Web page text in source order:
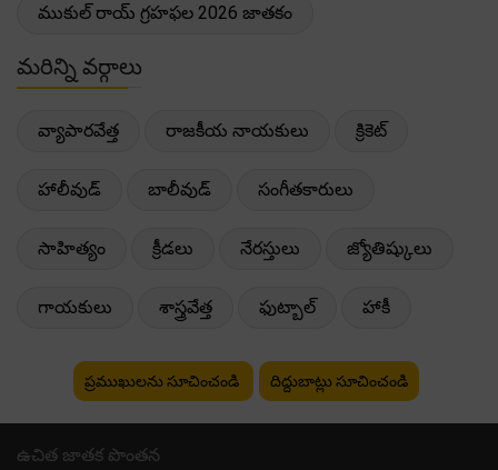
ముకుల్ రాయ్ గ్రహఫల 2026 జాతకం
మరిన్ని వర్గాలు
వ్యాపారవేత్త రాజకీయ నాయకులు క్రికెట్
హాలీవుడ్ బాలీవుడ్ సంగీతకారులు
సాహిత్యం క్రీడలు నేరస్తులు జ్యోతిష్కులు
గాయకులు శాస్త్రవేత్త ఫుట్బాల్ హాకీ
ప్రముఖులను సూచించండి దిద్దుబాట్లు సూచించండి
ఉచిత జాతక పొంతన